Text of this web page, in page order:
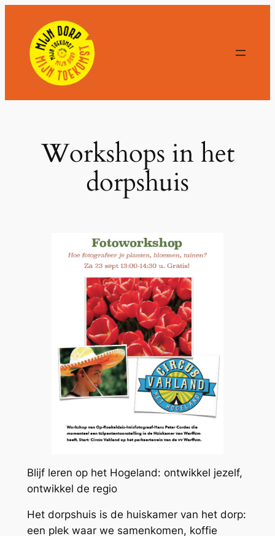
inhoud
Workshops in het
dorpshuis
Blijf leren op het Hogeland: ontwikkel jezelf,
ontwikkel de regio
Het dorpshuis is de huiskamer van het dorp:
een plek waar we samenkomen, koffie